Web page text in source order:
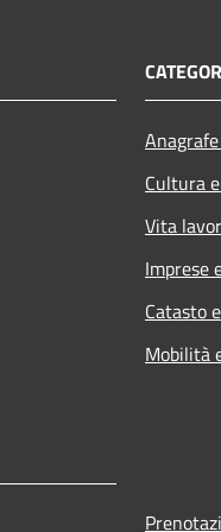
Cultura
Vita
Imprese
Catasto
Mobilità